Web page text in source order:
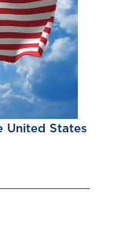
United States